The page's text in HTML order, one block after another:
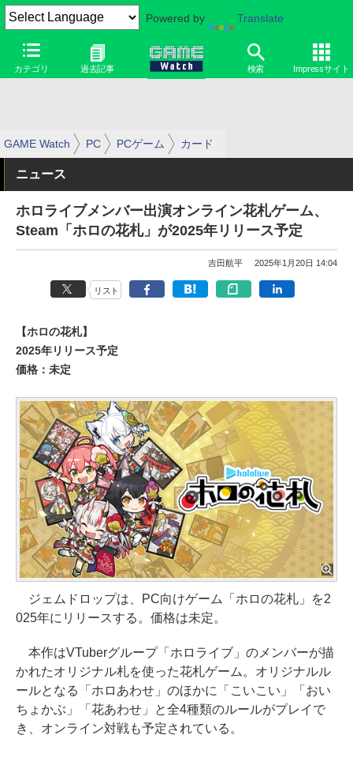
Powered by Translate
カテゴリ 過去記事 検索 Impressサイト
GAME Watch PC PCゲーム カード
ニュース
ホロライブメンバー出演オンライン花札ゲーム、
Steam「ホロの花札」が2025年リリース予定
吉田航平 2025年1月20日 14:04
リスト
【ホロの花札】
2025年リリース予定
価格：未定
ジェムドロップは、PC向けゲーム「ホロの花札」を2
025年にリリースする。価格は未定。
本作はVTuberグループ「ホロライブ」のメンバーが描
かれたオリジナル札を使った花札ゲーム。オリジナルル
ールとなる「ホロあわせ」のほかに「こいこい」「おい
ちょかぶ」「花あわせ」と全4種類のルールがプレイで
き、オンライン対戦も予定されている。